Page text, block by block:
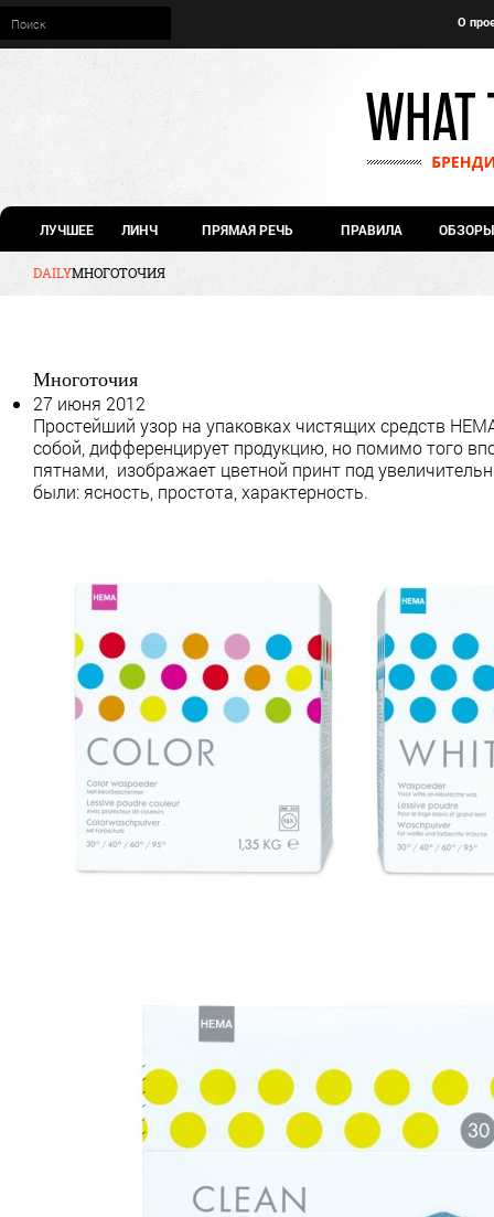
О
ЛУЧШЕЕ ЛИНЧ ПРЯМАЯ РЕЧЬ ПРАВИЛА ОБЗОРЫ
DAILYМНОГОТОЧИЯ
Многоточия
27 июня 2012
Простейший узор на упаковках чистящих средств
собой, дифференцирует продукцию, но помимо того
пятнами, изображает цветной принт под
были: ясность, простота, характерность.